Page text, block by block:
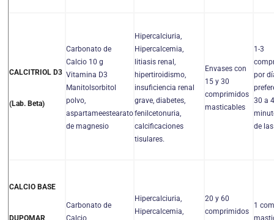
CALCITRIOL D3
(Lab. Beta)
Carbonato de
Calcio 10 g
Vitamina D3
Manitolsorbitol
polvo,
aspartameestearato
de magnesio
Hipercalciuria,
Hipercalcemia,
litiasis renal,
hipertiroidismo,
insuficiencia renal
grave, diabetes,
fenilcetonuria,
calcificaciones
tisulares.
Envases con
15 y 30
comprimidos
masticables
1-3
por
30 a
de
CALCIO BASE
DUPOMAR
Carbonato de
Calcio
Hipercalciuria,
Hipercalcemia,
20 y 60
comprimidos
1